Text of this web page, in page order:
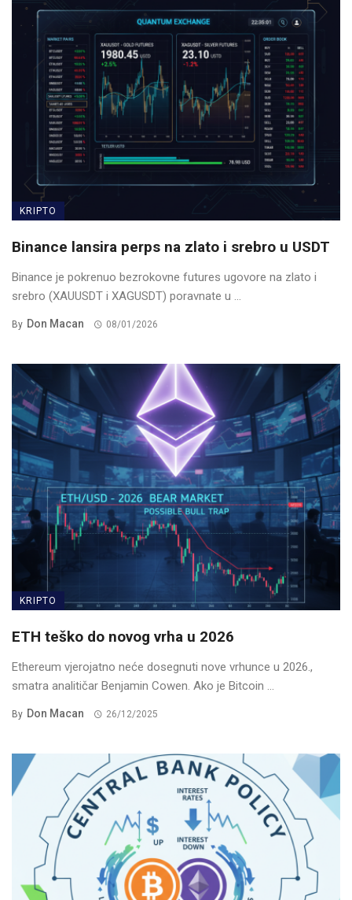
KRIPTO
Binance lansira perps na zlato i srebro u USDT
Binance je pokrenuo bezrokovne futures ugovore na zlato i
srebro (XAUUSDT i XAGUSDT) poravnate u ...
By Don Macan 08/01/2026
KRIPTO
ETH teško do novog vrha u 2026
Ethereum vjerojatno neće dosegnuti nove vrhunce u 2026.,
smatra analitičar Benjamin Cowen. Ako je Bitcoin ...
By Don Macan 26/12/2025